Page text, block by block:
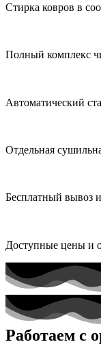
Стирка ковров в
Полный комплекс
Автоматический
Отдельная
Бесплатный вывоз
Доступные цены и
Работаем с